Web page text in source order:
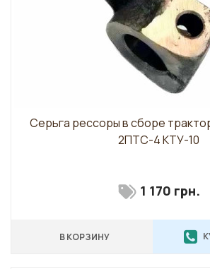
Серьга рессоры в сборе
2ПТС-4 КТУ-10
1 170 грн.
В КОРЗИНУ